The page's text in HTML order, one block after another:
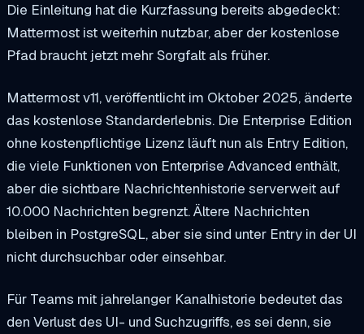
Die Einleitung hat die Kurzfassung bereits abgedeckt:
Mattermost ist weiterhin nutzbar, aber der kostenlose
Pfad braucht jetzt mehr Sorgfalt als früher.
Mattermost v11, veröffentlicht im Oktober 2025, änderte
das kostenlose Standarderlebnis. Die Enterprise Edition
ohne kostenpflichtige Lizenz läuft nun als Entry Edition,
die viele Funktionen von Enterprise Advanced enthält,
aber die sichtbare Nachrichtenhistorie serverweit auf
10.000 Nachrichten begrenzt. Ältere Nachrichten
bleiben in PostgreSQL, aber sie sind unter Entry in der UI
nicht durchsuchbar oder einsehbar.
Für Teams mit jahrelanger Kanalhistorie bedeutet das
den Verlust des UI- und Suchzugriffs, es sei denn, sie